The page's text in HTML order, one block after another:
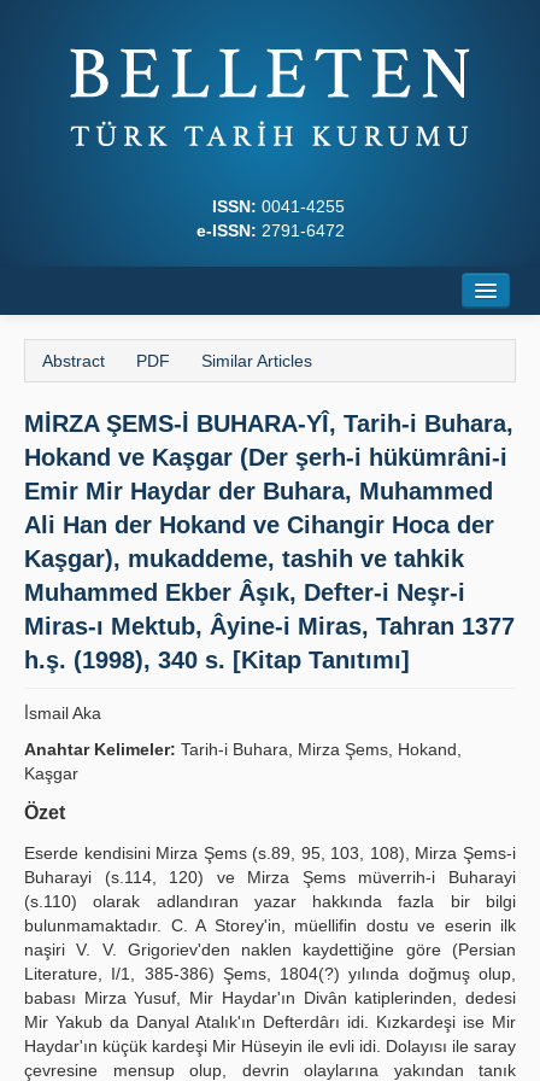
ISSN: 0041-4255
e-ISSN: 2791-6472
About
Journal Boards
Principles
Publication Policies
Guidelines
Contact Us
Abstract PDF Similar Articles
MİRZA ŞEMS-İ BUHARA-YÎ, Tarih-i Buhara,
Hokand ve Kaşgar (Der şerh-i hükümrâni-i
Emir Mir Haydar der Buhara, Muhammed
Ali Han der Hokand ve Cihangir Hoca der
Kaşgar), mukaddeme, tashih ve tahkik
Muhammed Ekber Âşık, Defter-i Neşr-i
Miras-ı Mektub, Âyine-i Miras, Tahran 1377
h.ş. (1998), 340 s. [Kitap Tanıtımı]
İ̇smail Aka
Anahtar Kelimeler: Tarih-i Buhara, Mirza Şems, Hokand,
Kaşgar
Özet
Eserde kendisini Mirza Şems (s.89, 95, 103, 108), Mirza Şems-i
Buharayi (s.114, 120) ve Mirza Şems müverrih-i Buharayi
(s.110) olarak adlandıran yazar hakkında fazla bir bilgi
bulunmamaktadır. C. A Storey'in, müellifin dostu ve eserin ilk
naşiri V. V. Grigoriev'den naklen kaydettiğine göre (Persian
Literature, I/1, 385-386) Şems, 1804(?) yılında doğmuş olup,
babası Mirza Yusuf, Mir Haydar'ın Divân katiplerinden, dedesi
Mir Yakub da Danyal Atalık'ın Defterdârı idi. Kızkardeşi ise Mir
Haydar'ın küçük kardeşi Mir Hüseyin ile evli idi. Dolayısı ile saray
çevresine mensup olup, devrin olaylarına yakından tanık